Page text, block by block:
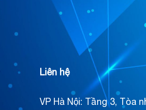
Liên hệ
VP Hà Nội: Tầng 3, Tòa